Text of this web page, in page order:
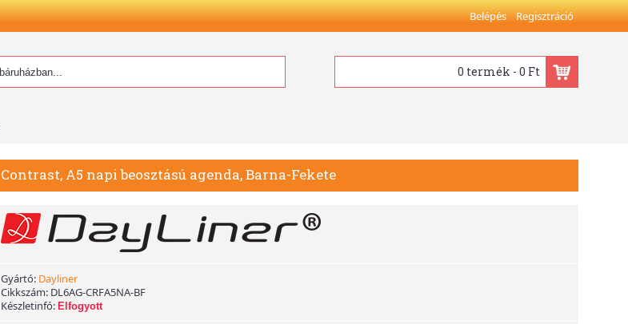
Belépés Regisztráció
0 termék - 0 Ft
Contrast, A5 napi beosztású agenda, Barna-Fekete
Gyártó: Dayliner
Cikkszám: DL6AG-CRFA5NA-BF
Készletinfó: Elfogyott